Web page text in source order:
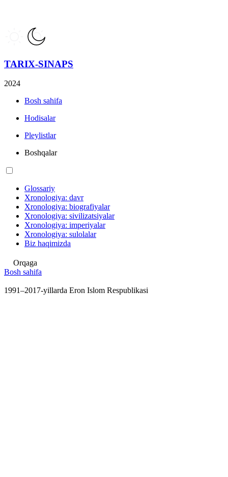
TARIX-SINAPS
2024
Bosh sahifa
Hodisalar
Pleylistlar
Boshqalar
Glossariy
Xronologiya: davr
Xronologiya: biografiyalar
Xronologiya: sivilizatsiyalar
Xronologiya: imperiyalar
Xronologiya: sulolalar
Biz haqimizda
Orqaga
Bosh sahifa
1991–2017-yillarda Eron Islom Respublikasi